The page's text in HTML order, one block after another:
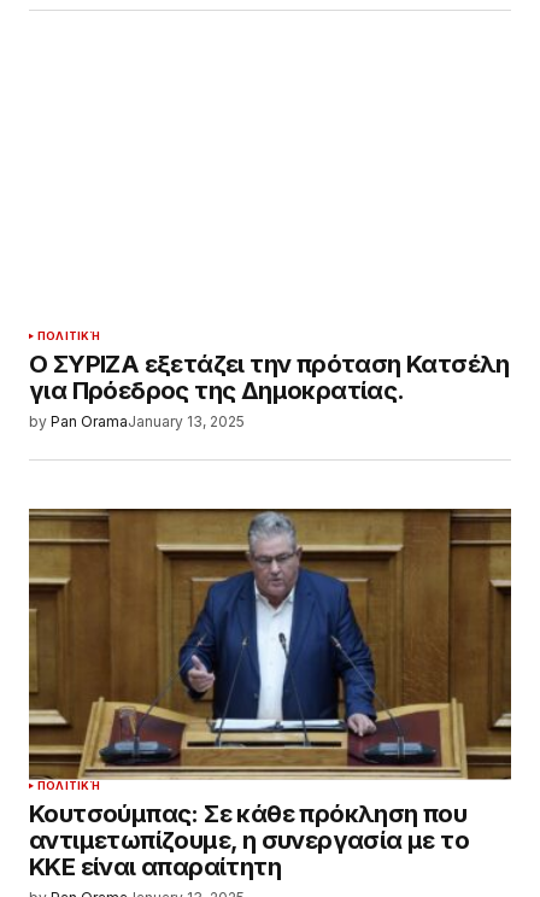
ΠΟΛΙΤΙΚΉ
Ο ΣΥΡΙΖΑ εξετάζει την πρόταση Κατσέλη
για Πρόεδρος της Δημοκρατίας.
by Pan OramaJanuary 13, 2025
ΠΟΛΙΤΙΚΉ
Κουτσούμπας: Σε κάθε πρόκληση που
αντιμετωπίζουμε, η συνεργασία με το
ΚΚΕ είναι απαραίτητη